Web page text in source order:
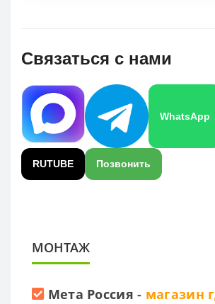
Связаться с нами
WhatsApp
RUTUBE Позвонить
МОНТАЖ
Мета Россия - магазин